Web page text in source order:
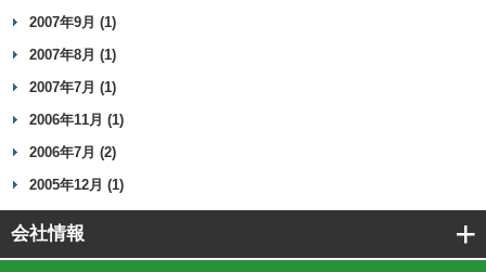
2007年9月 (1)
2007年8月 (1)
2007年7月 (1)
2006年11月 (1)
2006年7月 (2)
2005年12月 (1)
会社情報